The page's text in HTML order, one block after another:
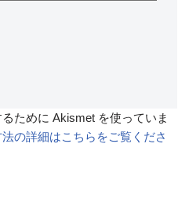
ために Akismet を使っていま
の詳細はこちらをご覧くださ